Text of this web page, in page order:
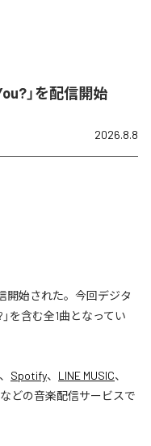
」を配信開始
2026.8.8
開始された。今回デジタ
を含む全1曲となってい
、 Spotify、 LINE MUSIC、
などの音楽配信サービスで